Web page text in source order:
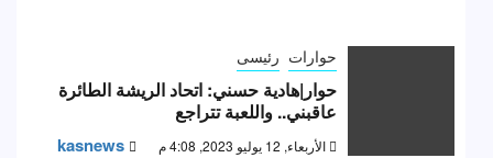
حوارات رئيسى
حوار|هادية حسني: اتحاد الريشة الطائرة
عاقبني.. واللعبة تتراجع
الأربعاء, 12 يوليو 2023, 4:08 م kasnews